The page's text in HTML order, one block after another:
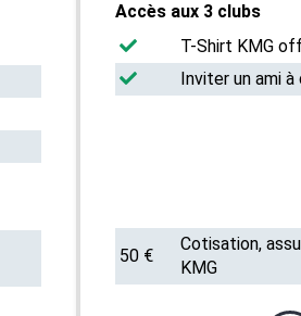
Accès aux 3 clubs
T-Shirt KMG
Inviter un ami
50 €
Cotisation,
KMG